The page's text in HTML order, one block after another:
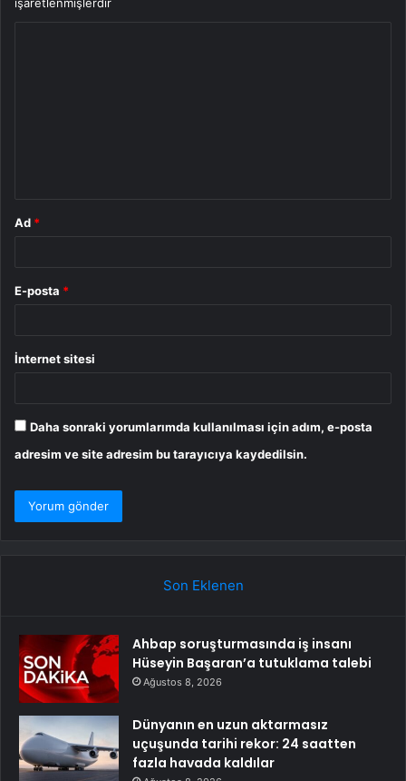
Ad *
E-posta *
İnternet sitesi
Daha sonraki yorumlarımda kullanılması için adım, e-posta
adresim ve site adresim bu tarayıcıya kaydedilsin.
Son Eklenen
Ahbap soruşturmasında iş insanı
Hüseyin Başaran’a tutuklama talebi
Ağustos 8, 2026
Dünyanın en uzun aktarmasız
uçuşunda tarihi rekor: 24 saatten
fazla havada kaldılar